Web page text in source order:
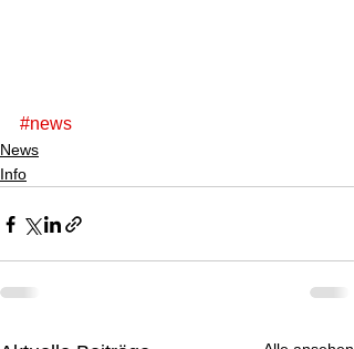
#news
News
Info